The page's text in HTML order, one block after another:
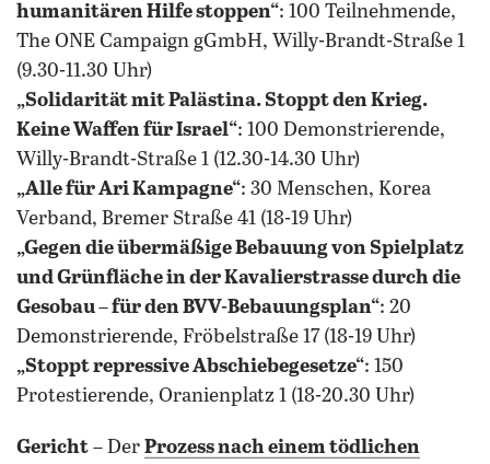
humanitären Hilfe stoppen“: 100 Teilnehmende,
The ONE Campaign gGmbH, Willy-Brandt-Straße 1
(9.30-11.30 Uhr)
„Solidarität mit Palästina. Stoppt den Krieg.
Keine Waffen für Israel“: 100 Demonstrierende,
Willy-Brandt-Straße 1 (12.30-14.30 Uhr)
„Alle für Ari Kampagne“: 30 Menschen, Korea
Verband, Bremer Straße 41 (18-19 Uhr)
„Gegen die übermäßige Bebauung von Spielplatz
und Grünfläche in der Kavalierstrasse durch die
Gesobau – für den BVV-Bebauungsplan“: 20
Demonstrierende, Fröbelstraße 17 (18-19 Uhr)
„Stoppt repressive Abschiebegesetze“: 150
Protestierende, Oranienplatz 1 (18-20.30 Uhr)
Gericht – Der Prozess nach einem tödlichen